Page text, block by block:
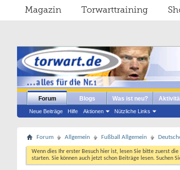
Magazin Torwarttraining
Forum
Neue Beiträge Hilfe Aktionen Nützliche Links
Blogs Was ist neu?
Forum Allgemein Fußball Allgemein
Wenn dies Ihr erster Besuch hier ist, lesen Sie bitte zuerst die
starten. Sie können auch jetzt schon Beiträge lesen. Suchen